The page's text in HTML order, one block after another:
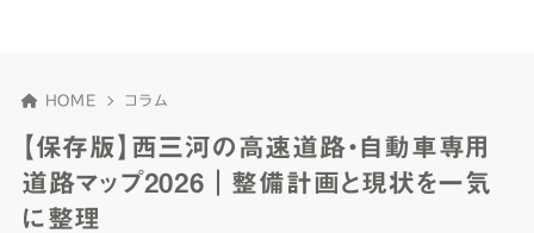
HOME コラム
【保存版】西三河の高速道路・自動車専用
道路マップ2026｜整備計画と現状を一気
に整理